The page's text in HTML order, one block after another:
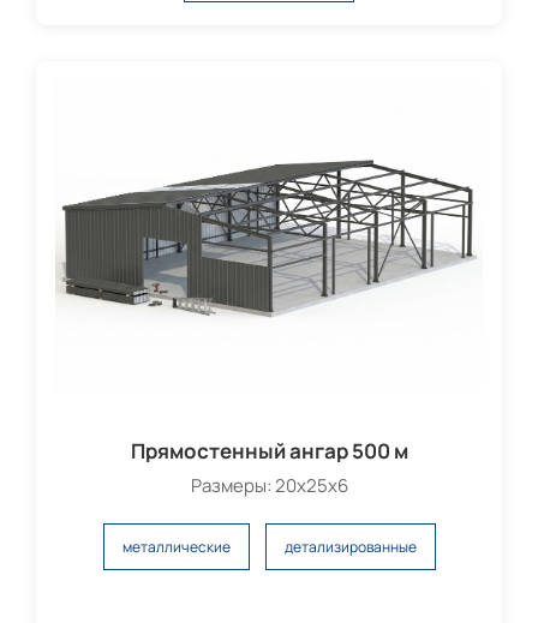
Прямостенный ангар 500 м
Размеры: 20x25x6
металлические детализированные